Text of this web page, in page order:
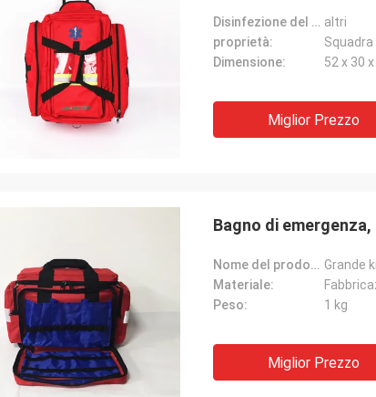
Disinfezione del tipo: altri
proprietà:
Dimensione:
52 x 30
Miglior Prezzo
Bagno di
Nome del prodotto: Grande
Materiale:
Peso:
1 kg
Miglior Prezzo